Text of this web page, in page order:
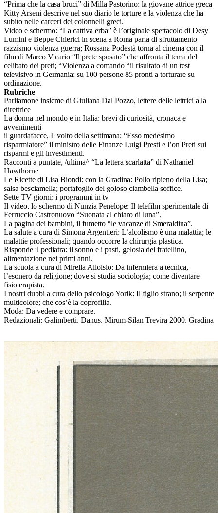
“Prima che la casa bruci” di Milla Pastorino: la giovane attrice greca
Kitty Arseni descrive nel suo diario le torture e la violenza che ha
subito nelle carceri dei colonnelli greci.
Video e schermo: “La cattiva erba” è l’originale spettacolo di Desy
Lumini e Beppe Chierici in scena a Roma parla di sfruttamento
razzismo violenza guerra; Rossana Podestà torna al cinema con il
film di Marco Vicario “Il prete sposato” che affronta il tema del
celibato dei preti; “Violenza a comando “il risultato di un test
televisivo in Germania: su 100 persone 85 pronti a torturare su
ordinazione.
Rubriche
Parliamone insieme di Giuliana Dal Pozzo, lettere delle lettrici alla
direttrice
La donna nel mondo e in Italia: brevi di curiosità, cronaca e
avvenimenti
il guardafacce, Il volto della settimana; “Esso medesimo
risparmiatore” il ministro delle Finanze Luigi Presti e l’on Preti sui
risparmi e gli investimenti.
Racconti a puntate, /ultima^ “La lettera scarlatta” di Nathaniel
Hawthorne
Le Ricette di Lisa Biondi: con la Gradina: Pollo ripieno della Lisa;
salsa besciamella; portafoglio del goloso ciambella soffice.
Sette TV giorni: i programmi in tv
Il video, lo schermo di Nunzia Penelope: Il telefilm sperimentale di
Ferruccio Castronuovo “Suonata al chiaro di luna”.
La pagina dei bambini, il fumetto “le vacanze di Smeraldina”.
La salute a cura di Simona Argentieri: L’alcolismo è una malattia; le
malattie professionali; quando occorre la chirurgia plastica.
Risponde il pediatra: il sonno e i pasti, gelosia del fratellino,
alimentazione nei primi anni.
La scuola a cura di Mirella Alloisio: Da infermiera a tecnica,
l’esonero da religione; dove si studia sociologia; come diventare
fisioterapista.
I nostri dubbi a cura dello psicologo Yorik: Il figlio strano; il serpente
multicolore; che cos’è la coprofilia.
Moda: Da vedere e comprare.
Redazionali: Galimberti, Danus, Mirum-Silan Trevira 2000, Gradina